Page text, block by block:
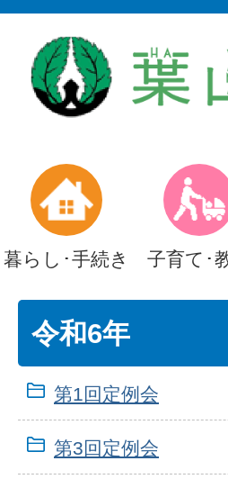
暮らし･手続き 子育て･
令和6年
第1回定例会
第3回定例会